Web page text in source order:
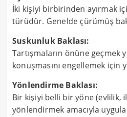
İki kişiyi birbirinden ayırmak
türüdür. Genelde çürümüş
Suskunluk Baklası:
Tartışmaların önüne geçmek
konuşmasını engellemek için
Yönlendirme Baklası:
Bir kişiyi belli bir yöne (evlilik,
yönlendirmek amacıyla